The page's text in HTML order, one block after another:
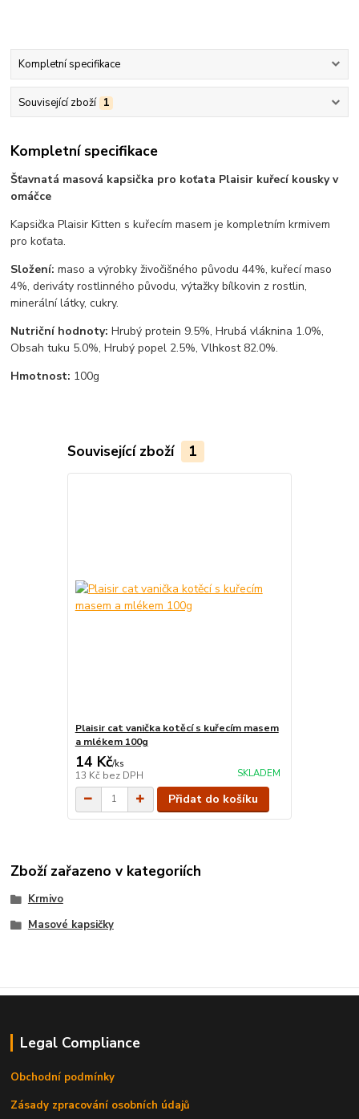
Kompletní specifikace
Související zboží 1
Kompletní specifikace
Šťavnatá masová kapsička pro koťata Plaisir kuřecí kousky v
omáčce
Kapsička Plaisir Kitten s kuřecím masem je kompletním krmivem
pro koťata.
Složení: maso a výrobky živočišného původu 44%, kuřecí maso
4%, deriváty rostlinného původu, výtažky bílkovin z rostlin,
minerální látky, cukry.
Nutriční hodnoty: Hrubý protein 9.5%, Hrubá vláknina 1.0%,
Obsah tuku 5.0%, Hrubý popel 2.5%, Vlhkost 82.0%.
Hmotnost: 100g
Související zboží 1
Plaisir cat vanička kotěcí s kuřecím masem
a mlékem 100g
14 Kč/ks
13 Kč bez DPH SKLADEM
Přidat do košíku
Zboží zařazeno v kategoriích
Krmivo
Masové kapsičky
Legal Compliance
Obchodní podmínky
Zásady zpracování osobních údajů